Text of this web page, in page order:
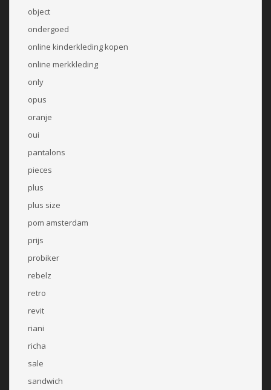
object
ondergoed
online kinderkleding kopen
online merkkleding
only
opus
oranje
oui
pantalons
pieces
plus
plus size
pom amsterdam
prijs
probiker
rebelz
retro
revit
riani
richa
sale
sandwich